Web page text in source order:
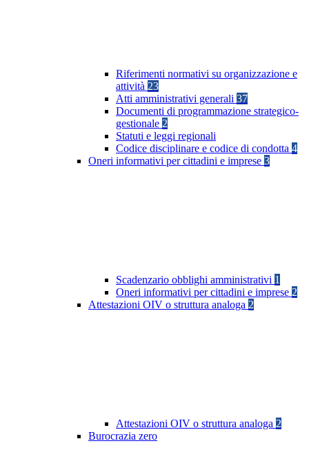
Riferimenti normativi su organizzazione e
attività 23
Atti amministrativi generali 37
Documenti di programmazione strategico-
gestionale 2
Statuti e leggi regionali
Codice disciplinare e codice di condotta 4
Oneri informativi per cittadini e imprese 3
Scadenzario obblighi amministrativi 1
Oneri informativi per cittadini e imprese 2
Attestazioni OIV o struttura analoga 2
Attestazioni OIV o struttura analoga 2
Burocrazia zero